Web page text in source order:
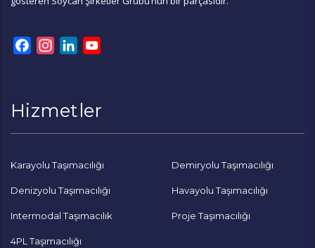
FacebookInstagramLinkedIn
Hizmetler
Karayolu Taşımacılığı Demiryolu Taşımacılığı
Denizyolu Taşımacılığı Havayolu Taşımacılığı
Intermodal Taşımacılık Proje Taşımacılığı
4PL Taşımacılığı